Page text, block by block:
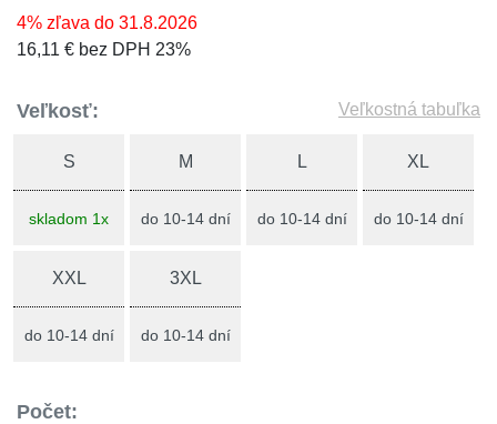
4% zľava do 31.8.2026
16,11 € bez DPH 23%
Veľkosť: Veľkostná tabuľka
S
skladom 1x
M
do 10-14 dní
L
do 10-14 dní
XL
do 10-14 dní
XXL
do 10-14 dní
3XL
do 10-14 dní
Počet: